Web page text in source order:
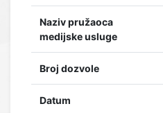
Naziv pružaoca
medijske usluge
Broj dozvole
Datum